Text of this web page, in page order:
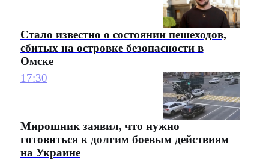
Стало известно о состоянии пешеходов,
сбитых на островке безопасности в
Омске
17:30
Мирошник заявил, что нужно
готовиться к долгим боевым действиям
на Украине